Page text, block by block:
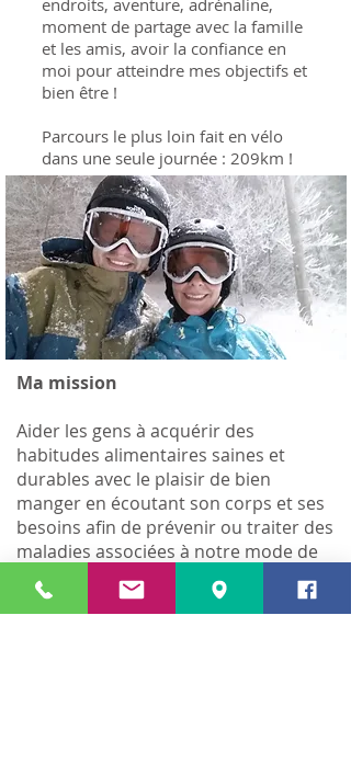
endroits, aventure, adrénaline,
moment de partage avec la famille
et les amis, avoir la confiance en
moi pour atteindre mes objectifs et
bien être !
Parcours le plus loin fait en vélo
dans une seule journée : 209km !
Ma mission
Aider les gens à acquérir des
habitudes alimentaires saines et
durables avec le plaisir de bien
manger en écoutant son corps et ses
besoins afin de prévenir ou traiter des
maladies associées à notre mode de
vie.